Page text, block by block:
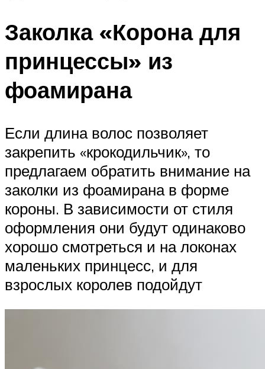
Заколка «Корона для
принцессы» из
фоамирана
Если длина волос позволяет
закрепить «крокодильчик», то
предлагаем обратить внимание на
заколки из фоамирана в форме
короны. В зависимости от стиля
оформления они будут одинаково
хорошо смотреться и на локонах
маленьких принцесс, и для
взрослых королев подойдут